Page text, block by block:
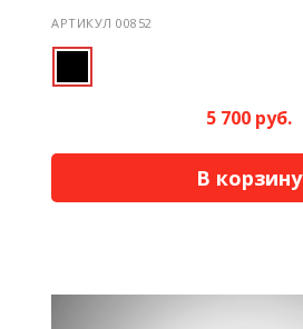
АРТИКУЛ 00852
5 700 руб.
В корзину